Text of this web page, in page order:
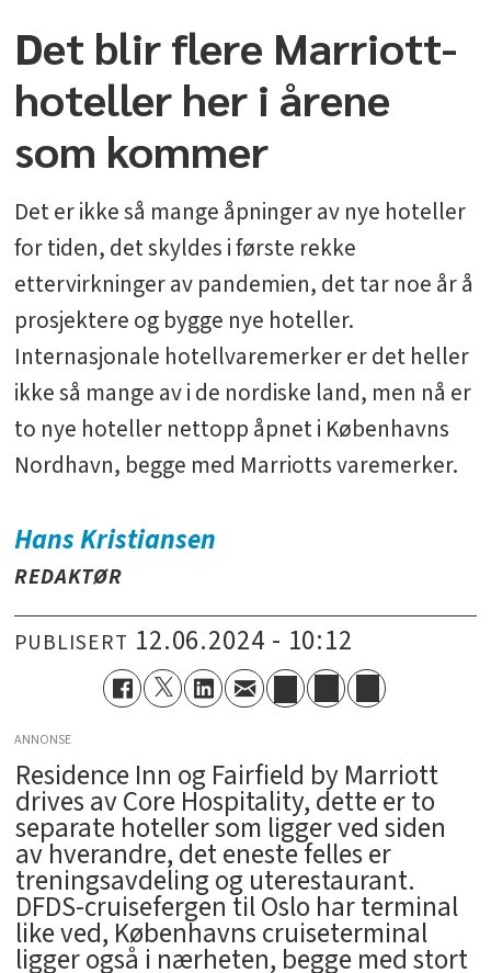
Det blir flere Marriott-
hoteller her i årene
som kommer
Det er ikke så mange åpninger av nye hoteller
for tiden, det skyldes i første rekke
ettervirkninger av pandemien, det tar noe år å
prosjektere og bygge nye hoteller.
Internasjonale hotellvaremerker er det heller
ikke så mange av i de nordiske land, men nå er
to nye hoteller nettopp åpnet i Københavns
Nordhavn, begge med Marriotts varemerker.
HansKristiansen
REDAKTØR
PUBLISERT 12.06.2024 - 10:12
ANNONSE
Residence Inn og Fairfield by Marriott
drives av Core Hospitality, dette er to
separate hoteller som ligger ved siden
av hverandre, det eneste felles er
treningsavdeling og uterestaurant.
DFDS-cruisefergen til Oslo har terminal
like ved, Københavns cruiseterminal
ligger også i nærheten, begge med stort